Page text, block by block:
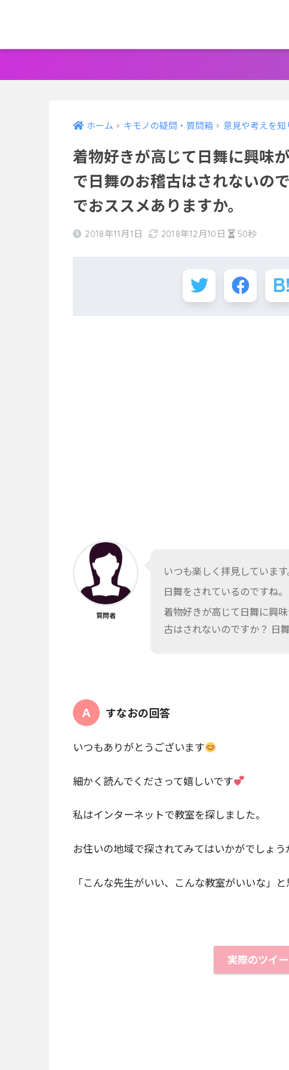
ホーム キモノの疑問・質問箱 意見や考えを知
着物好きが高じて日舞に興味
で日舞のお稽古はされないの
でおススメありますか。
2018年11月1日 2018年12月10日 50秒
質問者
いつも楽しく拝見しています
日舞をされているのですね。
着物好きが高じて日舞に興
古はされないのですか？ 日
すなおの回答
いつもありがとうございます
細かく読んでくださって嬉しいです
私はインターネットで教室を探しました。
お住いの地域で探されてみてはいかがでしょう
「こんな先生がいい、こんな教室がいいな」
実際のツイ